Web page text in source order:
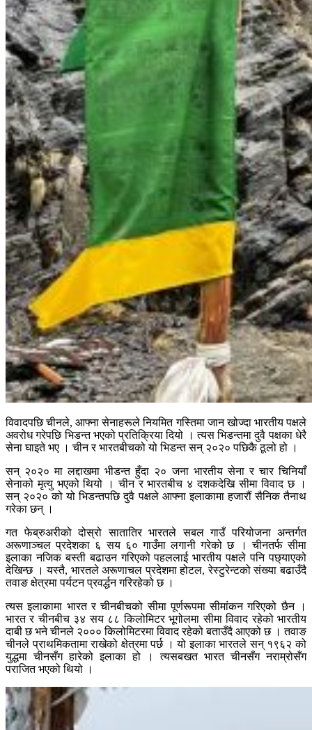
विवादपछि चीनले, आफ्ना सेनाहरूले नियमित गस्तिमा जान खोज्दा भारतीय पक्षले
अवरोध गरेपछि भिडन्त भएको प्रतिक्रिया दियो । त्यस भिडन्तमा दुवै पक्षका धेरै
सेना घाइते भए । चीन र भारतबीचको यो भिडन्त सन् २०२० पछिकै ठूलो हो ।
सन् २०२० मा लद्दाखमा भीडन्त हुँदा २० जना भारतीय सेना र चार चिनियाँ
सेनाको मृत्यु भएको थियो । चीन र भारतबीच ४ दशकदेखि सीमा विवाद छ ।
सन् २०२० को यो भिडन्तपछि दुवै पक्षले आफ्ना इलाकामा हजारौं सैनिक तैनाथ
गरेका छन् ।
गत फेब्रुअरीको दोस्रो सातातिर भारतले सबल गाउँ परियोजना अन्तर्गत
अरूणाञ्चल प्रदेशका ६ सय ६० गाउँमा लगानी गरेको छ । चीनतर्फ सीमा
इलाका नजिक बस्ती बढाउन गरिएको पहललाई भारतीय पक्षले पनि पछ्याएको
देखिन्छ । यस्तै, भारतले अरूणाचल प्रदेशमा होटल, रेस्टुरेन्टको संख्या बढाउँदै
तवाङ क्षेत्रमा पर्यटन प्रवर्द्धन गरिरहेको छ ।
त्यस इलाकामा भारत र चीनबीचको सीमा पूर्णरूपमा सीमांकन गरिएको छैन ।
भारत र चीनबीच ३४ सय ८८ किलोमिटर भूगोलमा सीमा विवाद रहेको भारतीय
दाबी छ भने चीनले २००० किलोमिटरमा विवाद रहेको बताउँदै आएको छ । तवाङ
चीनले प्राथमिकतामा राखेको क्षेत्रमा पर्छ । यो इलाका भारतले सन् १९६२ को
युद्धमा चीनसँग हारेको इलाका हो । त्यसबखत भारत चीनसँग नराम्रोसँग
पराजित भएको थियो ।